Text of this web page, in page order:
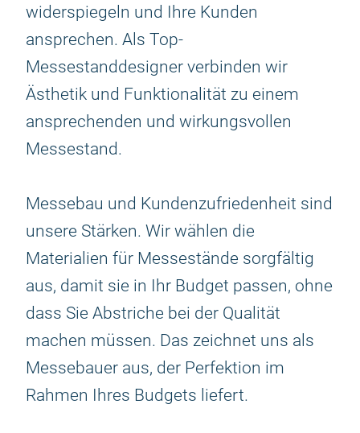
widerspiegeln und Ihre Kunden
ansprechen. Als Top-
Messestanddesigner verbinden wir
Ästhetik und Funktionalität zu einem
ansprechenden und wirkungsvollen
Messestand.
Messebau und Kundenzufriedenheit sind
unsere Stärken. Wir wählen die
Materialien für Messestände sorgfältig
aus, damit sie in Ihr Budget passen, ohne
dass Sie Abstriche bei der Qualität
machen müssen. Das zeichnet uns als
Messebauer aus, der Perfektion im
Rahmen Ihres Budgets liefert.